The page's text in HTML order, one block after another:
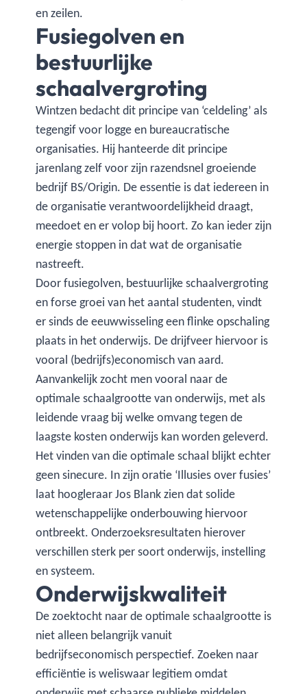
en zeilen.
Fusiegolven en
bestuurlijke
schaalvergroting
Wintzen bedacht dit principe van ‘celdeling’ als
tegengif voor logge en bureaucratische
organisaties. Hij hanteerde dit principe
jarenlang zelf voor zijn razendsnel groeiende
bedrijf BS/Origin. De essentie is dat iedereen in
de organisatie verantwoordelijkheid draagt,
meedoet en er volop bij hoort. Zo kan ieder zijn
energie stoppen in dat wat de organisatie
nastreeft.
Door fusiegolven, bestuurlijke schaalvergroting
en forse groei van het aantal studenten, vindt
er sinds de eeuwwisseling een flinke opschaling
plaats in het onderwijs. De drijfveer hiervoor is
vooral (bedrijfs)economisch van aard.
Aanvankelijk zocht men vooral naar de
optimale schaalgrootte van onderwijs, met als
leidende vraag bij welke omvang tegen de
laagste kosten onderwijs kan worden geleverd.
Het vinden van die optimale schaal blijkt echter
geen sinecure. In zijn oratie ‘Illusies over fusies’
laat hoogleraar Jos Blank zien dat solide
wetenschappelijke onderbouwing hiervoor
ontbreekt. Onderzoeksresultaten hierover
verschillen sterk per soort onderwijs, instelling
en systeem.
Onderwijskwaliteit
De zoektocht naar de optimale schaalgrootte is
niet alleen belangrijk vanuit
bedrijfseconomisch perspectief. Zoeken naar
efficiëntie is weliswaar legitiem omdat